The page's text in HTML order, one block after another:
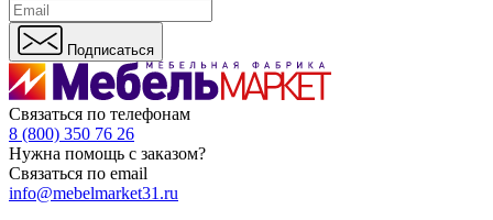
Подписаться
Связаться по телефонам
8 (800) 350 76 26
Нужна помощь с заказом?
Связаться по email
info@mebelmarket31.ru